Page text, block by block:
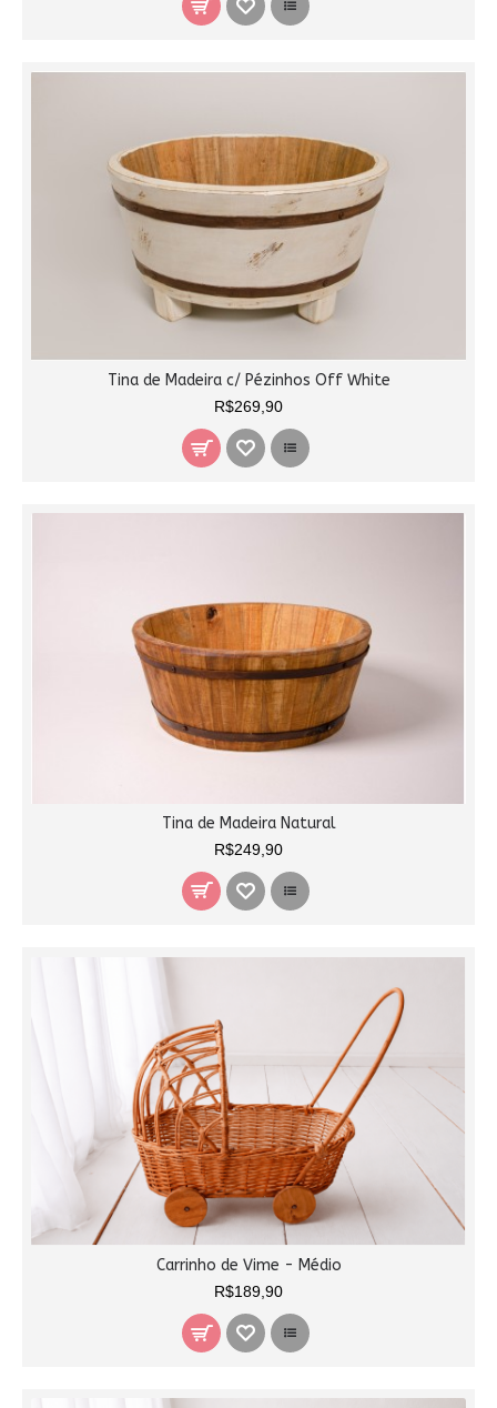
Tina de Madeira c/ Pézinhos Off White
R$269,90
Tina de Madeira Natural
R$249,90
Carrinho de Vime - Médio
R$189,90